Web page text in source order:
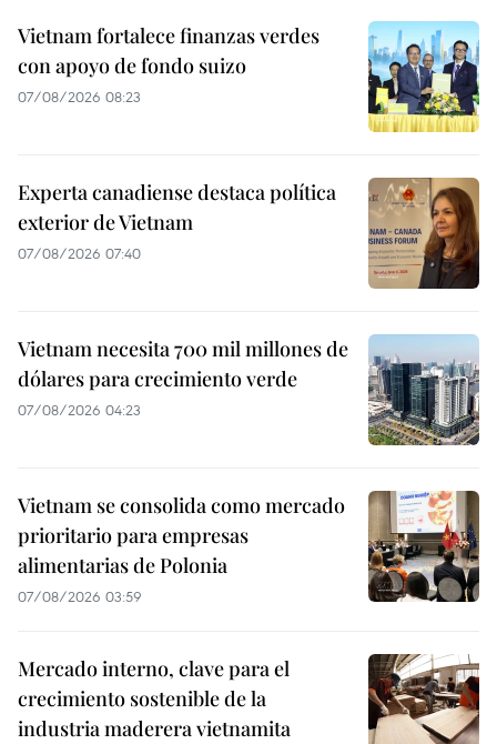
Vietnam fortalece finanzas verdes
con apoyo de fondo suizo
07/08/2026 08:23
Experta canadiense destaca política
exterior de Vietnam
07/08/2026 07:40
Vietnam necesita 700 mil millones de
dólares para crecimiento verde
07/08/2026 04:23
Vietnam se consolida como mercado
prioritario para empresas
alimentarias de Polonia
07/08/2026 03:59
Mercado interno, clave para el
crecimiento sostenible de la
industria maderera vietnamita